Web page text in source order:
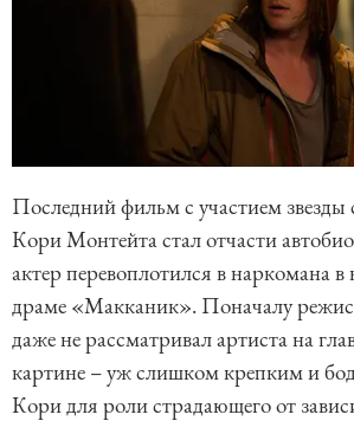
Последний фильм с участием
Кори Монтейта стал отчасти
актер перевоплотился в наркомана
драме «Макканик». Поначалу
даже не рассматривал артиста на
картине – уж слишком крепким и
Кори для роли страдающего от